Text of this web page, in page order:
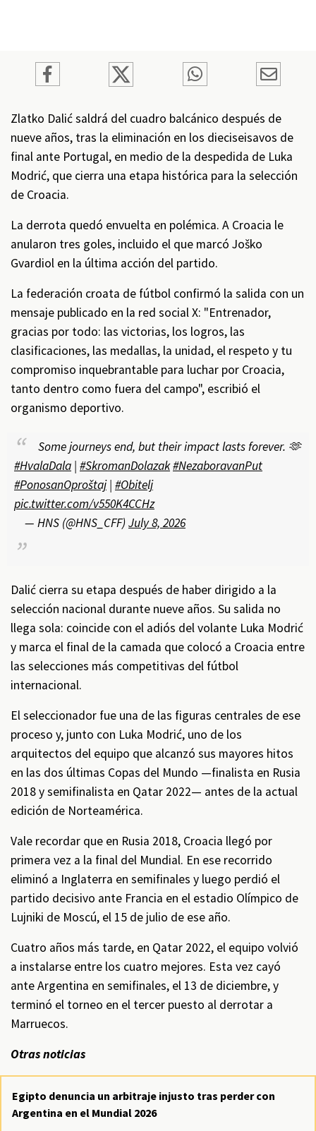
Zlatko Dalić saldrá del cuadro balcánico después de
nueve años, tras la eliminación en los dieciseisavos de
final ante Portugal, en medio de la despedida de Luka
Modrić, que cierra una etapa histórica para la selección
de Croacia.
La derrota quedó envuelta en polémica. A Croacia le
anularon tres goles, incluido el que marcó Joško
Gvardiol en la última acción del partido.
La federación croata de fútbol confirmó la salida con un
mensaje publicado en la red social X: "Entrenador,
gracias por todo: las victorias, los logros, las
clasificaciones, las medallas, la unidad, el respeto y tu
compromiso inquebrantable para luchar por Croacia,
tanto dentro como fuera del campo", escribió el
organismo deportivo.
Some journeys end, but their impact lasts forever. 🫶
#HvalaDala | #SkromanDolazak#NezaboravanPut
#PonosanOproštaj| #Obitelj
pic.twitter.com/v550K4CCHz
— HNS (@HNS_CFF) July 8, 2026
Dalić cierra su etapa después de haber dirigido a la
selección nacional durante nueve años. Su salida no
llega sola: coincide con el adiós del volante Luka Modrić
y marca el final de la camada que colocó a Croacia entre
las selecciones más competitivas del fútbol
internacional.
El seleccionador fue una de las figuras centrales de ese
proceso y, junto con Luka Modrić, uno de los
arquitectos del equipo que alcanzó sus mayores hitos
en las dos últimas Copas del Mundo —finalista en Rusia
2018 y semifinalista en Qatar 2022— antes de la actual
edición de Norteamérica.
Vale recordar que en Rusia 2018, Croacia llegó por
primera vez a la final del Mundial. En ese recorrido
eliminó a Inglaterra en semifinales y luego perdió el
partido decisivo ante Francia en el estadio Olímpico de
Lujniki de Moscú, el 15 de julio de ese año.
Cuatro años más tarde, en Qatar 2022, el equipo volvió
a instalarse entre los cuatro mejores. Esta vez cayó
ante Argentina en semifinales, el 13 de diciembre, y
terminó el torneo en el tercer puesto al derrotar a
Marruecos.
Otras noticias
Egipto denuncia un arbitraje injusto tras perder con
Argentina en el Mundial 2026